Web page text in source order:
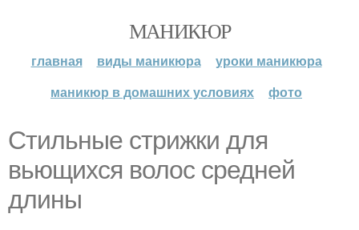
МАНИКЮР
главная виды маникюра
уроки маникюра
маникюр в домашних условиях
фото
Стильные стрижки для
вьющихся волос средней
длины